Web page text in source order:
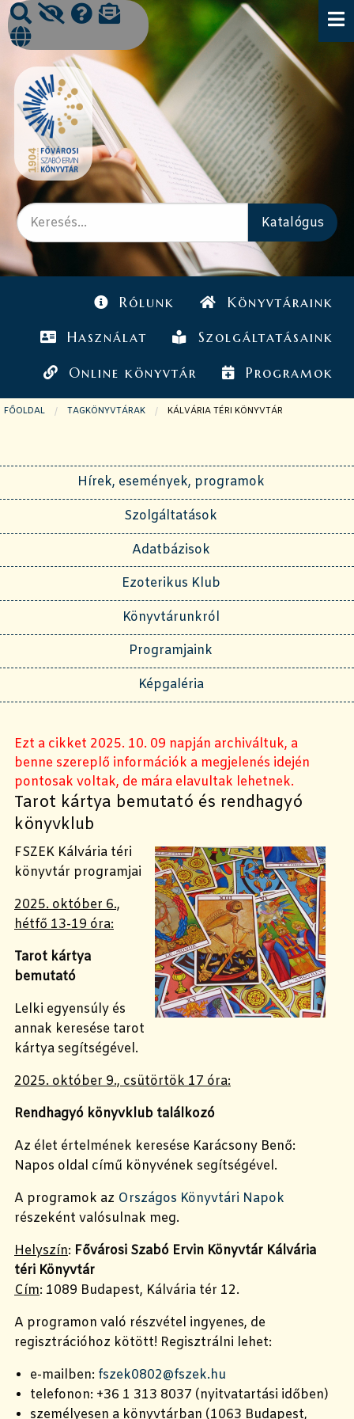
Rólunk Könyvtáraink
Használat Szolgáltatásaink
Online könyvtár Programok
FŐOLDAL TAGKÖNYVTÁRAK JELENLEGI OLDAL:
KÁLVÁRIA TÉRI KÖNYVTÁR
Hírek, események, programok
Szolgáltatások
Adatbázisok
Ezoterikus Klub
Könyvtárunkról
Programjaink
Képgaléria
Ezt a cikket 2025. 10. 09 napján archiváltuk, a
benne szereplő információk a megjelenés idején
pontosak voltak, de mára elavultak lehetnek.
Tarot kártya bemutató és rendhagyó
könyvklub
FSZEK Kálvária téri
könyvtár programjai
2025. október 6.,
hétfő 13-19 óra:
Tarot kártya
bemutató
Lelki egyensúly és
annak keresése tarot
kártya segítségével.
2025. október 9., csütörtök 17 óra:
Rendhagyó könyvklub találkozó
Az élet értelmének keresése Karácsony Benő:
Napos oldal című könyvének segítségével.
A programok az Országos Könyvtári Napok
részeként valósulnak meg.
Helyszín: Fővárosi Szabó Ervin Könyvtár Kálvária
téri Könyvtár
Cím: 1089 Budapest, Kálvária tér 12.
A programon való részvétel ingyenes, de
regisztrációhoz kötött! Regisztrálni lehet:
e-mailben: fszek0802@fszek.hu
telefonon: +36 1 313 8037 (nyitvatartási időben)
személyesen a könyvtárban (1063 Budapest,